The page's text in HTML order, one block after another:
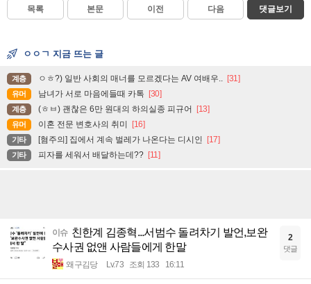
목록 본문 이전 다음 댓글보기
ㅇㅇㄱ 지금 뜨는 글
계층 ㅇㅎ?) 일반 사회의 매너를 모르겠다는 AV 여배우.. [31]
유머 남녀가 서로 마음에들때 카톡 [30]
계층 (ㅎㅂ) 괜찮은 6만 원대의 하의실종 피규어 [13]
유머 이혼 전문 변호사의 취미 [16]
기타 [혐주의] 집에서 계속 벌레가 나온다는 디시인 [17]
기타 피자를 세워서 배달하는데?? [11]
이슈 친한계 김종혁...서범수 돌려차기 발언,보완
수사권 없앤 사람들에게 한말
왜구김당 Lv.73 조회 133 16:11
2
댓글